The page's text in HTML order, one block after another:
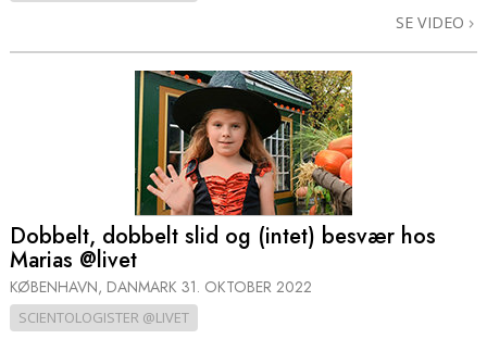
SE VIDEO
Dobbelt, dobbelt slid og (intet) besvær hos
Marias @livet
KØBENHAVN, DANMARK 31. OKTOBER 2022
SCIENTOLOGISTER @LIVET